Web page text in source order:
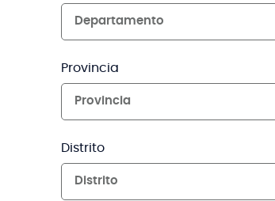
Departamento
Provincia
Provincia
Distrito
Distrito